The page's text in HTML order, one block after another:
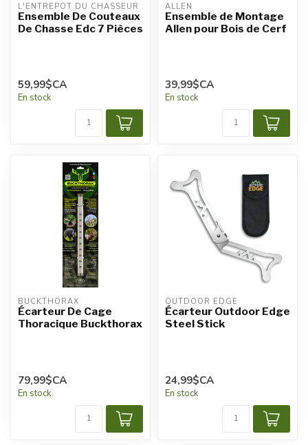
L'ENTREPÔT DU CHASSEUR
Ensemble De Couteaux
De Chasse Edc 7 Pièces
59,99$CA
En stock
ALLEN
Ensemble de Montage
Allen pour Bois de Cerf
39,99$CA
En stock
BUCKTHORAX
Écarteur De Cage
Thoracique Buckthorax
79,99$CA
En stock
OUTDOOR EDGE
Écarteur Outdoor Edge
Steel Stick
24,99$CA
En stock